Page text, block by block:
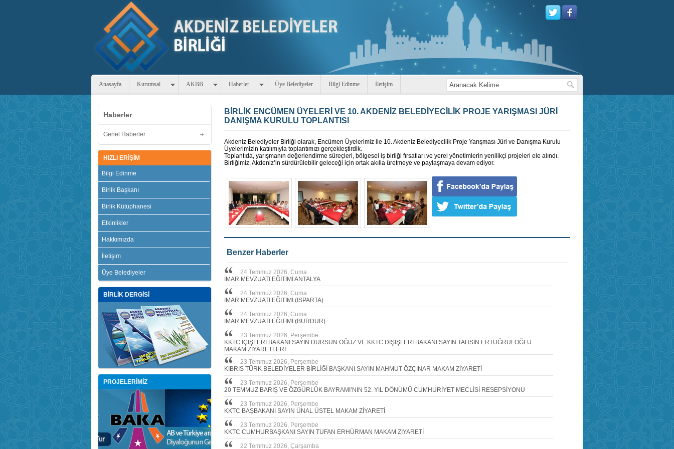
Anasayfa Kurumsal AKBB Haberler Üye Belediyeler Bilgi Edinme İletişim
Haberler
Genel Haberler
HIZLI ERİŞİM
Bilgi Edinme
Birlik Başkanı
Birlik Kütüphanesi
Etkinlikler
Hakkımızda
İletişim
Üye Belediyeler
BİRLİK DERGİSİ
PROJELERİMİZ
BİRLİK ENCÜMEN ÜYELERİ VE 10. AKDENİZ BELEDİYECİLİK PROJE YARIŞMASI JÜRİ
DANIŞMA KURULU TOPLANTISI
Akdeniz Belediyeler Birliği olarak, Encümen Üyelerimiz ile 10. Akdeniz Belediyecilik Proje Yarışması Jüri ve Danışma Kurulu
Üyelerimizin katılımıyla toplantımızı gerçekleştirdik.
Toplantıda, yarışmanın değerlendirme süreçleri, bölgesel iş birliği fırsatları ve yerel yönetimlerin yenilikçi projeleri ele alındı.
Birliğimiz, Akdeniz’in sürdürülebilir geleceği için ortak akılla üretmeye ve paylaşmaya devam ediyor.
Benzer Haberler
24 Temmuz 2026, Cuma
İMAR MEVZUATI EĞİTİMİ ANTALYA
24 Temmuz 2026, Cuma
İMAR MEVZUATI EĞİTİMİ (ISPARTA)
24 Temmuz 2026, Cuma
İMAR MEVZUATI EĞİTİMİ (BURDUR)
23 Temmuz 2026, Perşembe
KKTC İÇİŞLERİ BAKANI SAYIN DURSUN OĞUZ VE KKTC DIŞİŞLERİ BAKANI SAYIN TAHSİN ERTUĞRULOĞLU
MAKAM ZİYARETLERİ
23 Temmuz 2026, Perşembe
KIBRIS TÜRK BELEDİYELER BİRLİĞİ BAŞKANI SAYIN MAHMUT ÖZÇINAR MAKAM ZİYARETİ
23 Temmuz 2026, Perşembe
20 TEMMUZ BARIŞ VE ÖZGÜRLÜK BAYRAMI’NIN 52. YIL DÖNÜMÜ CUMHURİYET MECLİSİ RESEPSİYONU
23 Temmuz 2026, Perşembe
KKTC BAŞBAKANI SAYIN ÜNAL ÜSTEL MAKAM ZİYARETİ
23 Temmuz 2026, Perşembe
KKTC CUMHURBAŞKANI SAYIN TUFAN ERHÜRMAN MAKAM ZİYARETİ
22 Temmuz 2026, Çarşamba